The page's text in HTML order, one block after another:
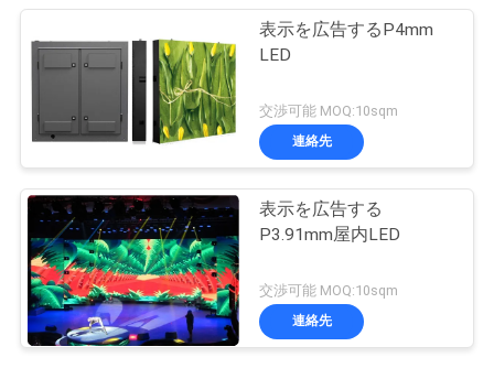
表示を広告するP4mm
LED
交渉可能 MOQ:10sqm
連絡先
表示を広告する
P3.91mm屋内LED
交渉可能 MOQ:10sqm
連絡先